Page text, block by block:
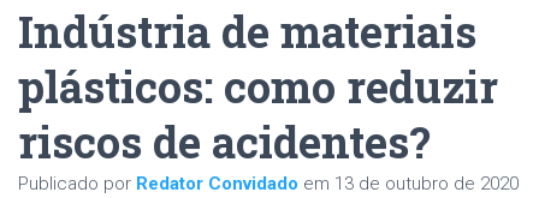
Ã
Indústria de materiais
plásticos: como reduzir
riscos de acidentes?
Publicado por Redator Convidado em 13 de outubro de 2020